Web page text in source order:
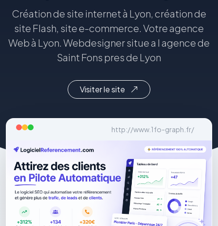
Création de site internet à Lyon, création de
site Flash, site e-commerce. Votre agence
Web à Lyon. Webdesigner situe a l agence de
Saint Fons pres de Lyon
Visiter le site
http://www.1fo-graph.fr/